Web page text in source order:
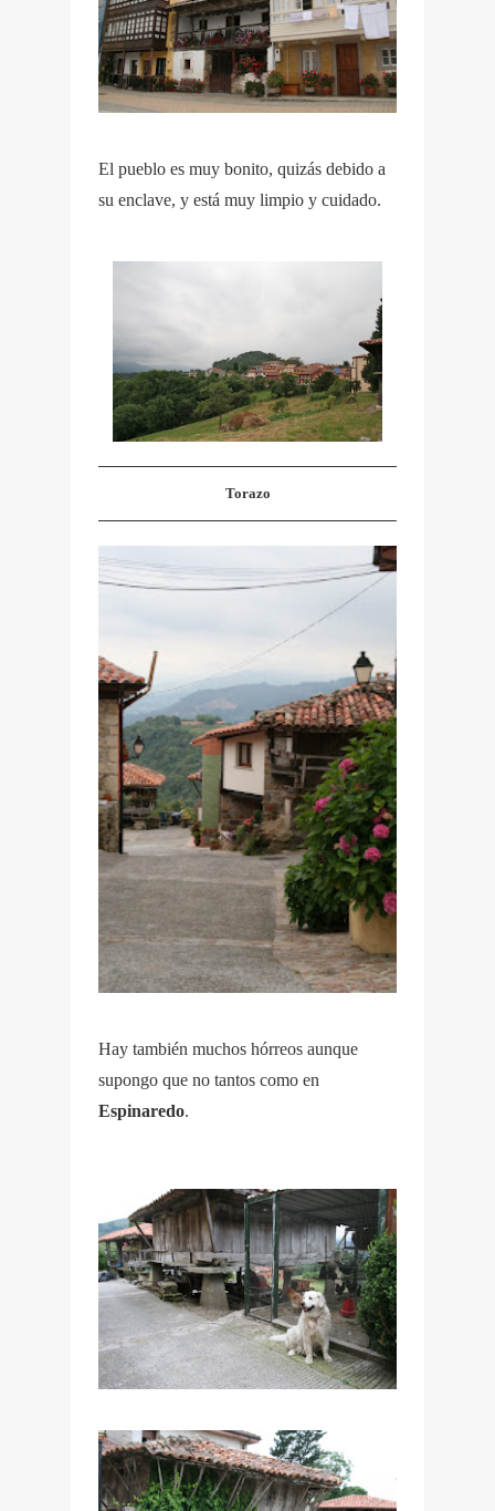
El pueblo es muy bonito, quizás debido a
su enclave, y está muy limpio y cuidado.
Torazo
Hay también muchos hórreos aunque
supongo que no tantos como en
Espinaredo.